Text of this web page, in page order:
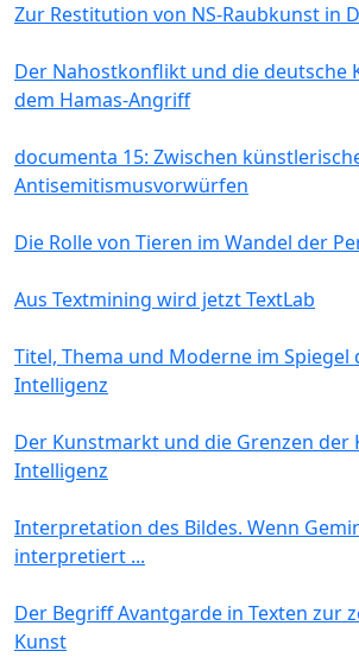
Zur Restitution von NS-Raubkunst in
Der Nahostkonflikt und die deutsche
dem Hamas-Angriff
documenta 15: Zwischen
Antisemitismusvorwürfen
Die Rolle von Tieren im Wandel der
Aus Textmining wird jetzt TextLab
Titel, Thema und Moderne im
Intelligenz
Der Kunstmarkt und die Grenzen der
Intelligenz
Interpretation des Bildes. Wenn
interpretiert ...
Der Begriff Avantgarde in Texten zur
Kunst